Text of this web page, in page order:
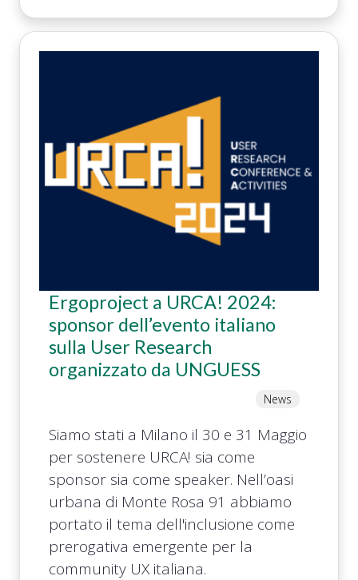
Ergoproject a URCA! 2024:
sponsor dell’evento italiano
sulla User Research
organizzato da UNGUESS
News
Siamo stati a Milano il 30 e 31 Maggio
per sostenere URCA! sia come
sponsor sia come speaker. Nell’oasi
urbana di Monte Rosa 91 abbiamo
portato il tema dell'inclusione come
prerogativa emergente per la
community UX italiana.